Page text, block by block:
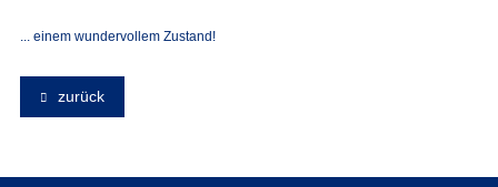
... einem wundervollem Zustand!
zurück